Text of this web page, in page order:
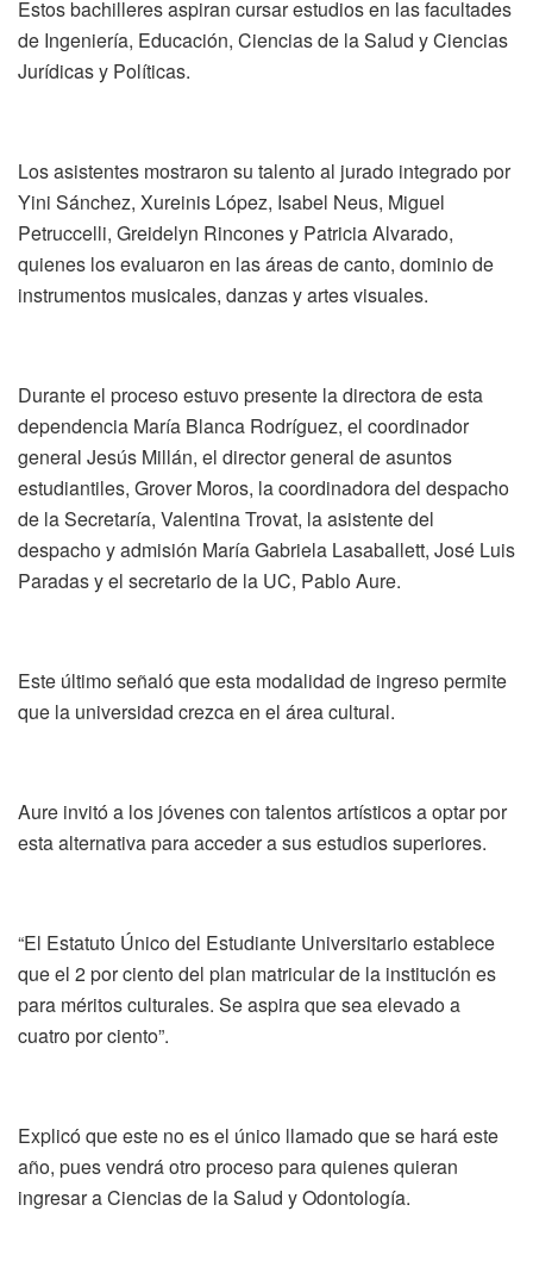
Estos bachilleres aspiran cursar estudios en las facultades
de Ingeniería, Educación, Ciencias de la Salud y Ciencias
Jurídicas y Políticas.
Los asistentes mostraron su talento al jurado integrado por
Yini Sánchez, Xureinis López, Isabel Neus, Miguel
Petruccelli, Greidelyn Rincones y Patricia Alvarado,
quienes los evaluaron en las áreas de canto, dominio de
instrumentos musicales, danzas y artes visuales.
Durante el proceso estuvo presente la directora de esta
dependencia María Blanca Rodríguez, el coordinador
general Jesús Millán, el director general de asuntos
estudiantiles, Grover Moros, la coordinadora del despacho
de la Secretaría, Valentina Trovat, la asistente del
despacho y admisión María Gabriela Lasaballett, José Luis
Paradas y el secretario de la UC, Pablo Aure.
Este último señaló que esta modalidad de ingreso permite
que la universidad crezca en el área cultural.
Aure invitó a los jóvenes con talentos artísticos a optar por
esta alternativa para acceder a sus estudios superiores.
“El Estatuto Único del Estudiante Universitario establece
que el 2 por ciento del plan matricular de la institución es
para méritos culturales. Se aspira que sea elevado a
cuatro por ciento”.
Explicó que este no es el único llamado que se hará este
año, pues vendrá otro proceso para quienes quieran
ingresar a Ciencias de la Salud y Odontología.